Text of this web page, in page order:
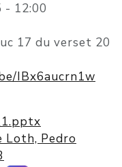
- 12:00
17 du verset 20
IBx6aucrn1w
Loth, Pedro